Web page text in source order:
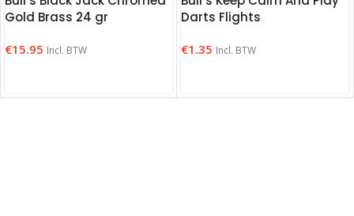
Gold Brass 24 gr
€15.95 Incl. BTW
Darts Flights
€1.35 Incl. BTW